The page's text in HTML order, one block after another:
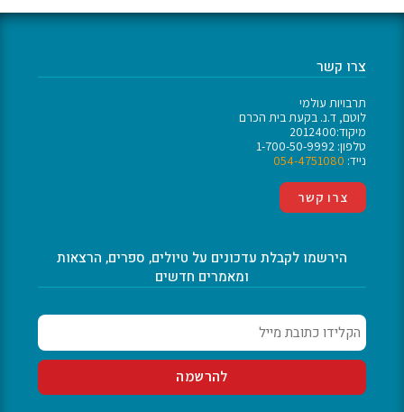
צרו קשר
תרבויות עולמי
לוטם, ד.נ. בקעת בית הכרם
מיקוד:2012400
טלפון: 1-700-50-9992
נייד:054-4751080
צרו קשר
הירשמו לקבלת עדכונים על טיולים, ספרים, הרצאות
ומאמרים חדשים